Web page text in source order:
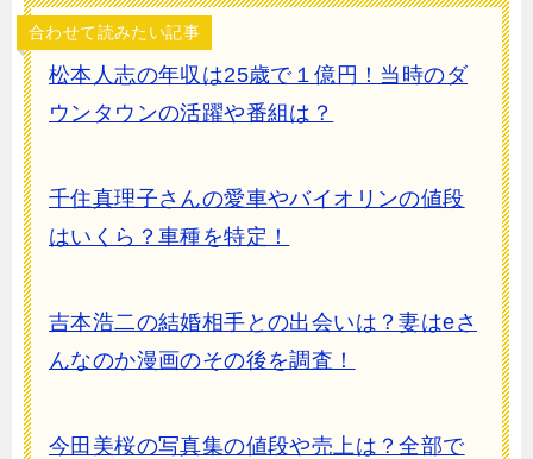
合わせて読みたい記事
松本人志の年収は25歳で１億円！当時のダ
ウンタウンの活躍や番組は？
千住真理子さんの愛車やバイオリンの値段
はいくら？車種を特定！
吉本浩二の結婚相手との出会いは？妻はeさ
んなのか漫画のその後を調査！
今田美桜の写真集の値段や売上は？全部で